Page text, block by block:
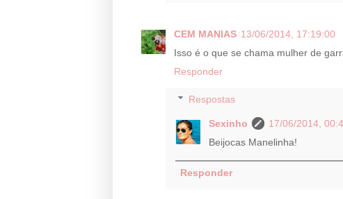
CEM MANIAS 13/06/2014, 17:19:00
Isso é o que se chama mulher de
Responder
Respostas
Sexinho
17/06/2014,
Beijocas Manelinha!
Responder